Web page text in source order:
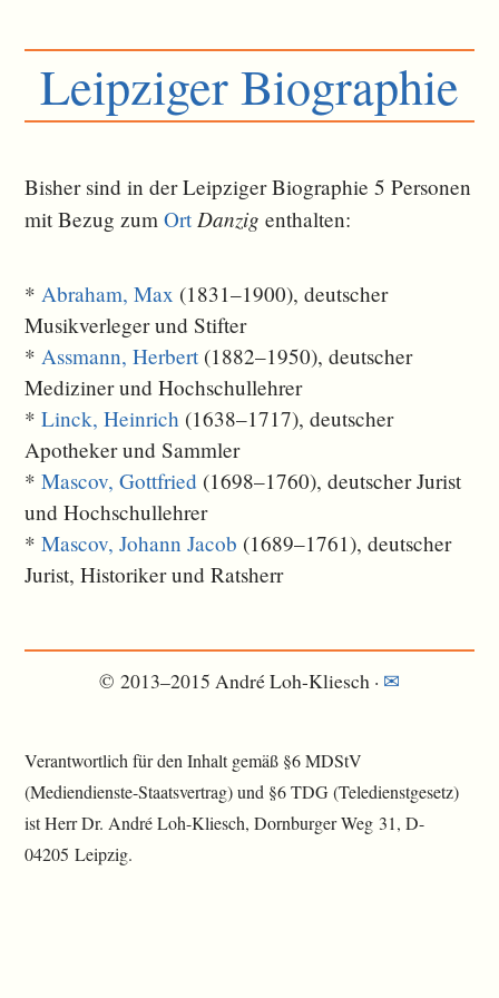
Leipziger Biographie
Bisher sind in der Leipziger Biographie 5 Personen
mit Bezug zumOrt Danzig ent­halten:
* Abraham, Max (1831–1900), deutscher
Musikverleger und Stifter
* Assmann, Herbert (1882–1950), deutscher
Mediziner und Hochschullehrer
*Linck, Heinrich (1638–1717), deutscher
Apotheker und Sammler
*Mascov, Gottfried (1698–1760), deutscher Jurist
und Hochschullehrer
*Mascov, Johann Jacob (1689–1761), deutscher
Jurist, Historiker und Ratsherr
© 2013–2015 André Loh-Kliesch · ✉
Verantwortlich für den Inhalt gemäß §6 MDStV
(Mediendienste-Staatsvertrag) und §6 TDG (Teledienstgesetz)
ist Herr Dr. André Loh-Kliesch, Dornburger Weg 31, D-
04205 Leipzig.